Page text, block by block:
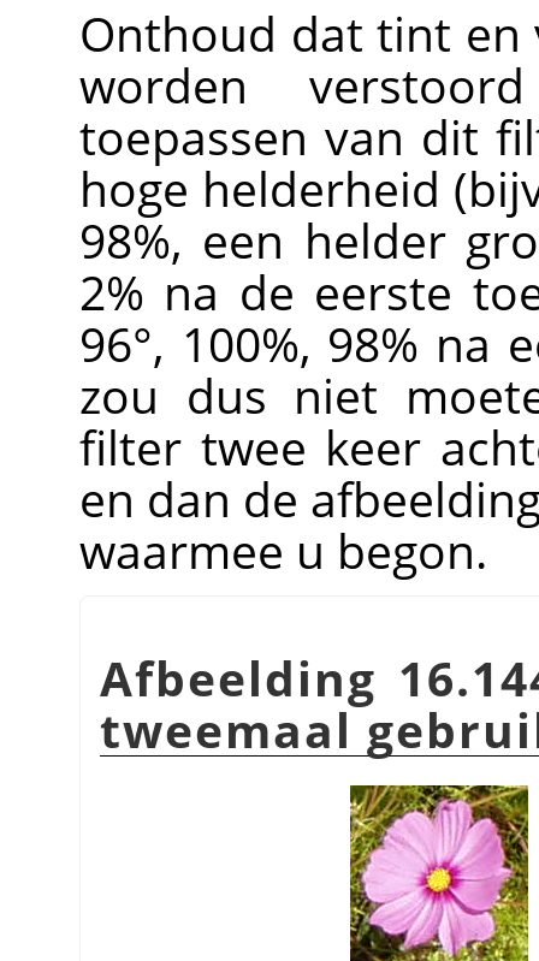
Onthoud dat tint en
worden
toepassen van dit
hoge helderheid
98%, een helder
2% na de eerste
96°, 100%, 98% na
zou dus niet
filter twee keer
en dan de
waarmee u begon.
Afbeelding
tweemaal